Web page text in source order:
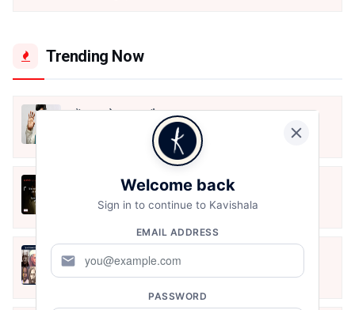
Trending Now
मैं शून्य पे सवार हूँ
अंतिम ऊँचाई - कुँवर नारायण | Stay Home
Stay Safe | TVF's Aspirants
May 8, 2021
10 Greatest Hindi Poets Of India
Welcome back
Sign in to continue to Kavishala
EMAIL ADDRESS
mail
PASSWORD